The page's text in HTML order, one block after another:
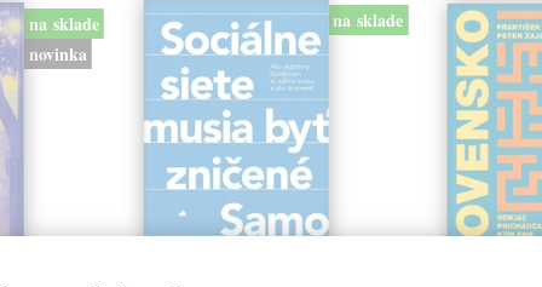
na sklade
novinka
na sklade